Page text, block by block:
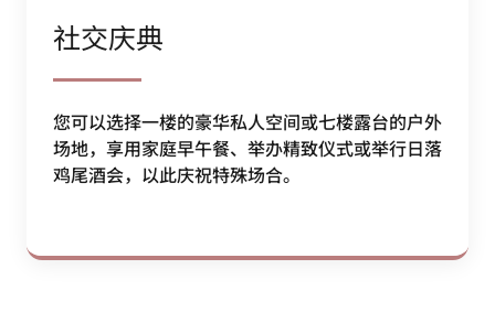
社交庆典
您可以选择一楼的豪华私人空间或七楼露台的户外
场地，享用家庭早午餐、举办精致仪式或举行日落
鸡尾酒会，以此庆祝特殊场合。